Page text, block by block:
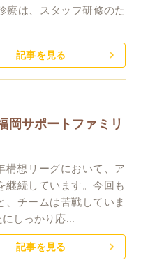
療は、スタッフ研修のた
記事を見る
岡サポートファミリ
構想リーグにおいて、ア
継続しています。今回も
、チームは苦戦していま
しっかり応...
記事を見る